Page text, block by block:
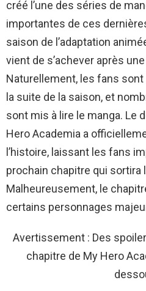
créé l’une des séries de
importantes de ces
saison de l’adaptation
vient de s’achever après
Naturellement, les fans
la suite de la saison, et
sont mis à lire le manga. Le
Hero Academia a
l’histoire, laissant les fans
prochain chapitre qui sortira
Malheureusement, le
certains personnages
Avertissement : Des
chapitre de My Hero